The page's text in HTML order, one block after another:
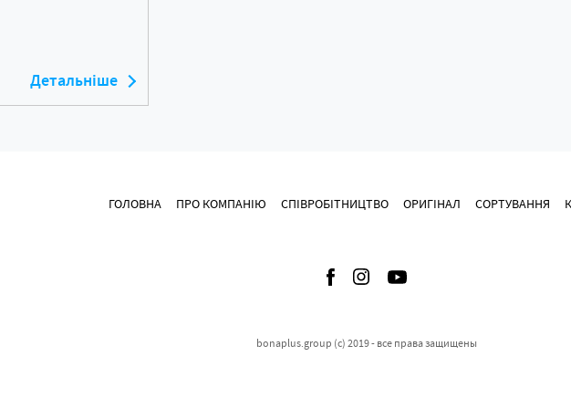
Детальніше
ГОЛОВНА ПРО КОМПАНІЮ СПІВРОБІТНИЦТВО ОРИГІНАЛ СОРТУВАННЯ
bonaplus.group (c) 2019 - все права защищены